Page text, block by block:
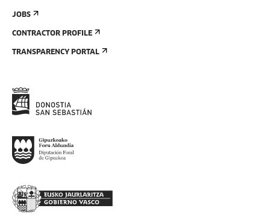
JOBS
CONTRACTOR PROFILE
TRANSPARENCY PORTAL